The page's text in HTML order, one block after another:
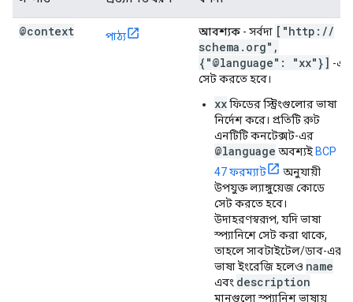
@context পাঠ্য আবশ্যক - সর্বদা ["http: //
schema . org" ,
{"@language": "xx"}] -এ
সেট করতে হবে।
xxফিডের স্ট্রিংগুলোর ভাষা
নির্দেশ করে। প্রতিটি রুট
এনটিটি কনটেক্সট-এর
@language অবশ্যই BCP
47 ফরম্যাট
অনুযায়ী
উপযুক্ত ল্যাঙ্গুয়েজ কোডে
সেট করতে হবে।
উদাহরণস্বরূপ, যদি ভাষা
স্প্যানিশে সেট করা থাকে,
তাহলে সাবটাইটেল/ডাব-এর
ভাষা ইংরেজি হলেও name
এবং description
মানগুলো স্প্যানিশ ভাষায়